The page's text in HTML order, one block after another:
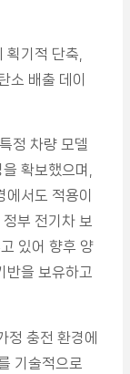
기적 단축,
소 배출 데이
정 차량 모델
확보했으며,
서도 적용이
부 전기차 보
있어 향후 양
반을 보유하고
정 충전 환경에
기술적으로